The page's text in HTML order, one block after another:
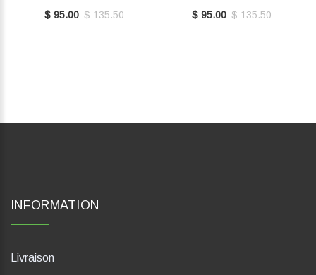
$ 95.00 $ 135.50
$ 95.00 $ 135.50
INFORMATION
Livraison